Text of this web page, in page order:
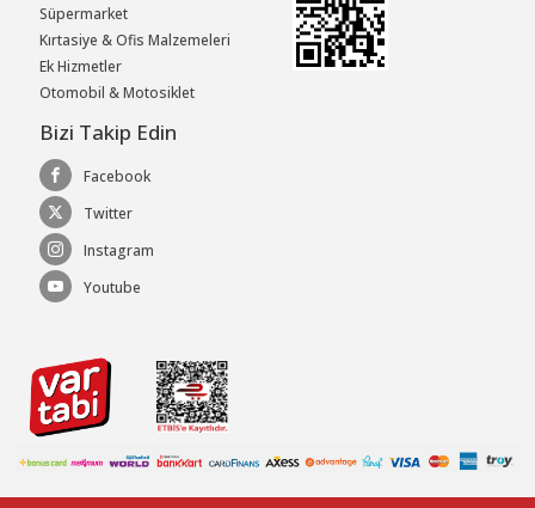
Süpermarket
Kırtasiye & Ofis Malzemeleri
Ek Hizmetler
Otomobil & Motosiklet
Bizi Takip Edin
Facebook
Twitter
Instagram
Youtube